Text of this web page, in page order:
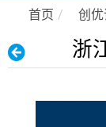
首页 / 创
浙